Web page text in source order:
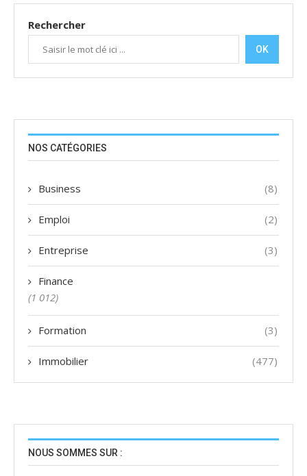
Rechercher
OK
NOS CATÉGORIES
Business (8)
Emploi (2)
Entreprise (3)
Finance
(1 012)
Formation (3)
Immobilier (477)
NOUS SOMMES SUR :